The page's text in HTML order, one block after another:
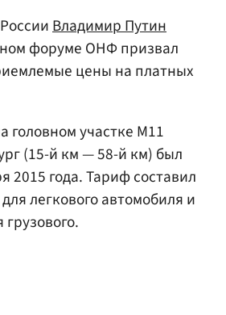
Владимир Путин
форуме ОНФ призвал
цены на платных
головном участке М11
(15-й км — 58-й км) был
2015 года. Тариф составил
легкового автомобиля и